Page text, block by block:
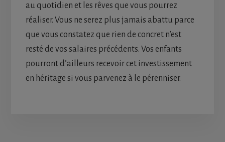
au quotidien et les rêves que vous pourrez
réaliser. Vous ne serez plus jamais abattu parce
que vous constatez que rien de concret n’est
resté de vos salaires précédents. Vos enfants
pourront d’ailleurs recevoir cet investissement
en héritage si vous parvenez à le pérenniser.